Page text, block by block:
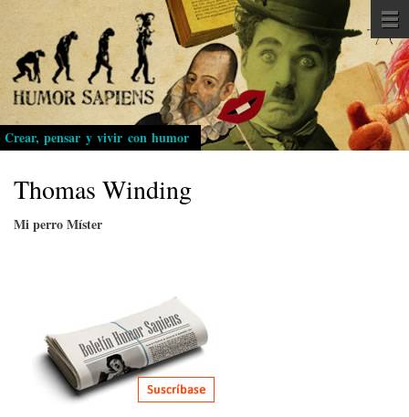
Pasar
al
contenido
principal
Crear, pensar y vivir con humor
Thomas Winding
Mi perro Míster